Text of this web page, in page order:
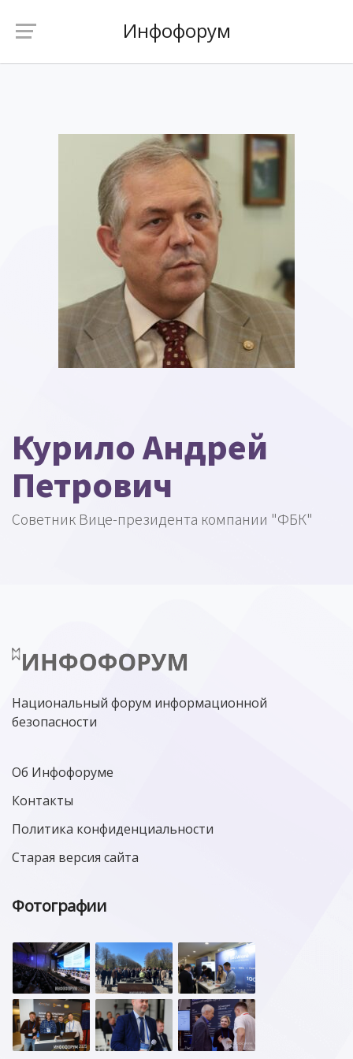
Инфофорум
Курило Андрей
Петрович
Советник Вице-президента компании "ФБК"
Национальный форум информационной
безопасности
Об Инфофоруме
Контакты
Политика конфиденциальности
Старая версия сайта
Фотографии